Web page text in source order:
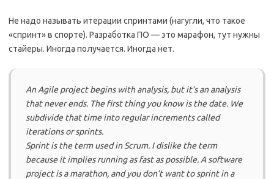
Не надо называть итерации спринтами (нагугли, что такое
«спринт» в спорте). Разработка ПО — это марафон, тут нужны
стайеры. Иногда получается. Иногда нет.
An Agile project begins with analysis, but it’s an analysis
that never ends. The first thing you know is the date. We
subdivide that time into regular increments called
iterations or sprints.
Sprint is the term used in Scrum. I dislike the term
because it implies running as fast as possible. A software
project is a marathon, and you don’t want to sprint in a